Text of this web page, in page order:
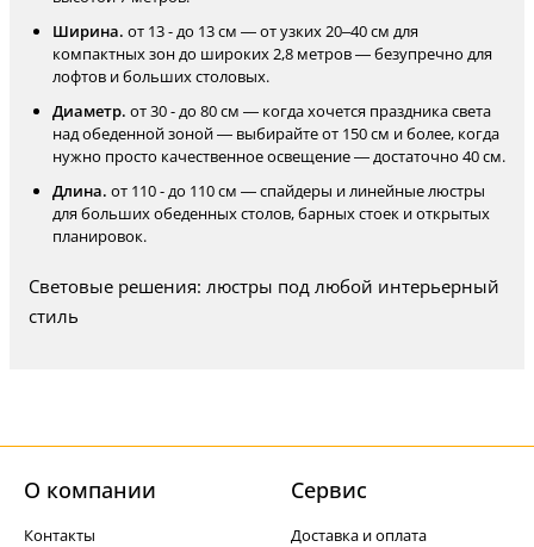
Ширина. от 13 - до 13 см — от узких 20–40 см для
компактных зон до широких 2,8 метров — безупречно для
лофтов и больших столовых.
Диаметр. от 30 - до 80 см — когда хочется праздника света
над обеденной зоной — выбирайте от 150 см и более, когда
нужно просто качественное освещение — достаточно 40 см.
Длина. от 110 - до 110 см — спайдеры и линейные люстры
для больших обеденных столов, барных стоек и открытых
планировок.
Световые решения: люстры под любой интерьерный
стиль
О компании
Контакты
Cервис
Доставка и оплата